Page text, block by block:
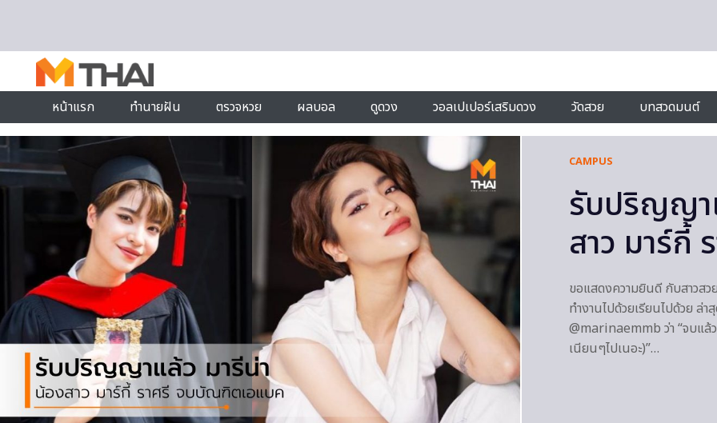
หน้าแรก ทำนายฝัน ตรวจหวย ผลบอล ดูดวง วอลเปเปอร์เสริมดวง วัดสวย บทสวดมนต์
CAMPUS
รับปริญญา
สาว มาร์กี้
ขอแสดงความยินดี กับสาวสว
ทำงานไปด้วยเรียนไปด้วย ล่
@marinaemmb ว่า “จบแล้ว
เนียนๆไปเนอะ)”…